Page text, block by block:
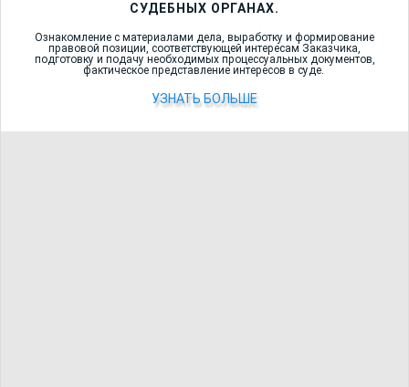
СУДЕБНЫХ ОРГАНАХ.
Ознакомление с материалами дела, выработку и формирование
правовой позиции, соответствующей интересам Заказчика,
подготовку и подачу необходимых процессуальных документов,
фактическое представление интересов в суде.
УЗНАТЬ БОЛЬШЕ